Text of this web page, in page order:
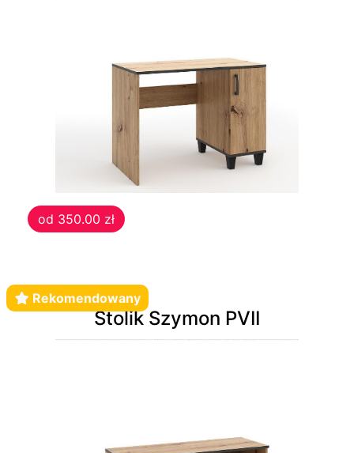
od 350.00 zł
Stolik Szymon PVII
Rekomendowany